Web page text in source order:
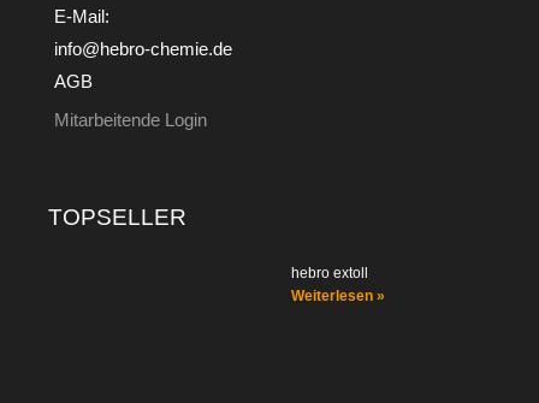
E-Mail:
info@hebro-chemie.de
AGB
Mitarbeitende Login
TOPSELLER
hebro extoll
Weiterlesen »